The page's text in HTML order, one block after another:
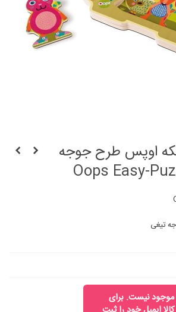
چوبی 4 تکه اوپس طرح جوجه
موجود نیست. برای